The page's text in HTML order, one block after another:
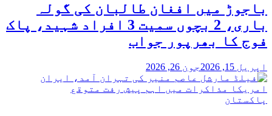
باجوڑ میں افغان طالبان کی گولہ
باری، 2 بچوں سمیت 3 افراد شہید، پاک
فوج کا بھرپور جواب
اپریل 15, 2026 جون 26, 2026
پاکستان